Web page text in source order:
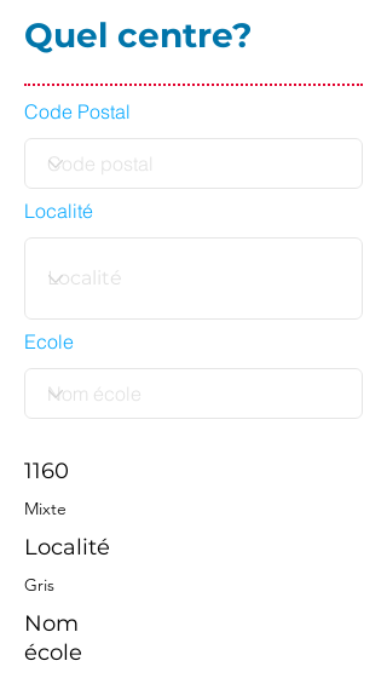
Quel centre?
Code Postal
Localité
Ecole
1160
Mixte
Localité
Gris
Nom
école